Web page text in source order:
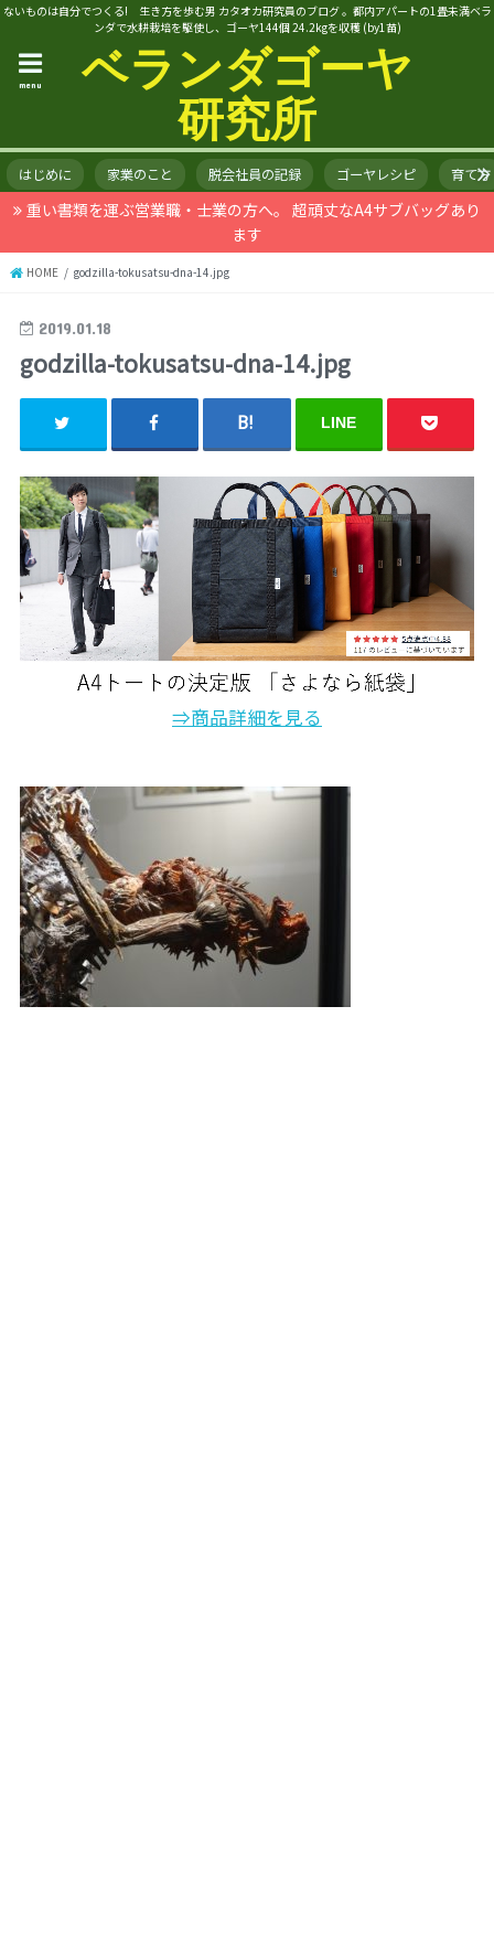
ないものは自分でつくる! 生き方を歩む男 カタオカ研究員のブログ 。都内アパートの1畳未満ベラ
ンダで水耕栽培を駆使し、ゴーヤ144個 24.2kgを収穫 (by1苗)
ベランダゴーヤ
研究所
menu
はじめに 家業のこと 脱会社員の記録 ゴーヤレシピ 育て方
重い書類を運ぶ営業職・士業の方へ。 超頑丈なA4サブバッグあり
ます
HOME godzilla-tokusatsu-dna-14.jpg
2019.01.18
godzilla-tokusatsu-dna-14.jpg
LINE
⇒商品詳細を見る